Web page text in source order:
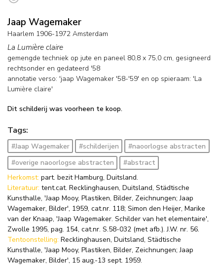
Jaap Wagemaker
Haarlem 1906-1972 Amsterdam
La Lumière claire
gemengde techniek op jute en paneel 80,8 x 75,0 cm, gesigneerd
rechtsonder en gedateerd '58
annotatie verso: 'jaap Wagemaker '58-'59' en op spieraam: 'La
Lumière claire'
Dit schilderij was voorheen te koop.
Tags:
#Jaap Wagemaker #schilderijen
#naoorlogse abstracten
#overige naoorlogse abstracten
#abstract
Herkomst: part. bezit Hamburg, Duitsland.
Literatuur: tent.cat. Recklinghausen, Duitsland, Städtische
Kunsthalle, 'Jaap Mooy, Plastiken, Bilder, Zeichnungen; Jaap
Wagemaker, Bilder', 1959, cat.nr. 118; Simon den Heijer, Marike
van der Knaap, 'Jaap Wagemaker. Schilder van het elementaire',
Zwolle 1995, pag. 154, cat.nr. S.58-032 (met afb.). J.W. nr. 56.
Tentoonstelling: Recklinghausen, Duitsland, Städtische
Kunsthalle, 'Jaap Mooy, Plastiken, Bilder, Zeichnungen; Jaap
Wagemaker, Bilder', 15 aug.-13 sept. 1959.